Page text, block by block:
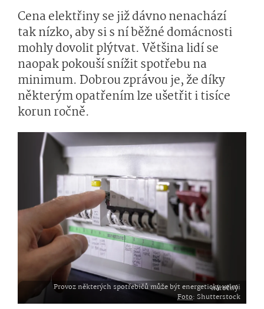
Cena elektřiny se již dávno nenachází
tak nízko, aby si s ní běžné domácnosti
mohly dovolit plýtvat. Většina lidí se
naopak pokouší snížit spotřebu na
minimum. Dobrou zprávou je, že díky
některým opatřením lze ušetřit i tisíce
korun ročně.
Provoz některých spotřebičů může být energeticky velmi náročný.
Foto: Shutterstock